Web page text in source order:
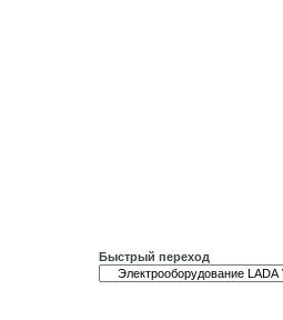
Быстрый переход